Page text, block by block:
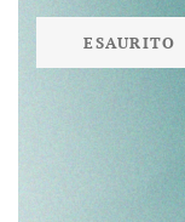
ESAURITO